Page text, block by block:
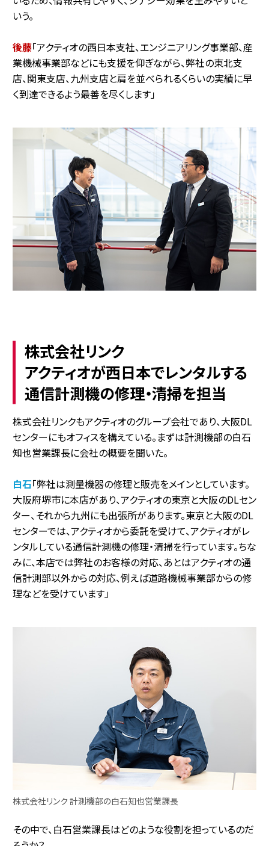
いう。
後藤「アクティオの西日本支社、エンジニアリング事業部、産
業機械事業部などにも支援を仰ぎながら、弊社の東北支
店、関東支店、九州支店と肩を並べられるくらいの実績に早
く到達できるよう最善を尽くします」
株式会社リンク
アクティオが西日本でレンタルする
通信計測機の修理・清掃を担当
株式会社リンクもアクティオのグループ会社であり、大阪DL
センターにもオフィスを構えている。まずは計測機部の白石
知也営業課長に会社の概要を聞いた。
白石「弊社は測量機器の修理と販売をメインとしています。
大阪府堺市に本店があり、アクティオの東京と大阪のDLセン
ター、それから九州にも出張所があります。東京と大阪のDL
センターでは、アクティオから委託を受けて、アクティオがレ
ンタルしている通信計測機の修理・清掃を行っています。ちな
みに、本店では弊社のお客様の対応、あとはアクティオの通
信計測部以外からの対応、例えば道路機械事業部からの修
理などを受けています」
株式会社リンク 計測機部の白石知也営業課長
その中で、白石営業課長はどのような役割を担っているのだ